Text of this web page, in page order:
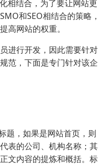
相结合，为了要让网站更
和SEO相结合的策略，
高网站的权重。
进行开发，因此需要针对
范，下面是专门针对该企
题，如果是网站首页，则
表的公司、机构名称；其
文内容的提炼和概括。标